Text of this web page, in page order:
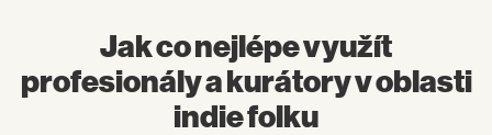
Jak co nejlépe využít
profesionály a kurátory v oblasti
indie folku